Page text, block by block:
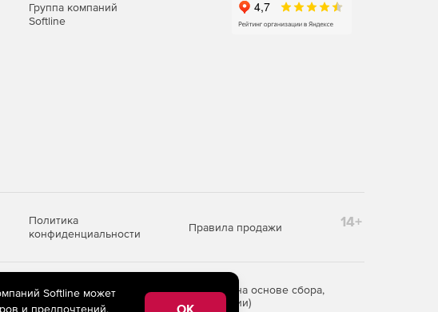
Группа компаний
Softline
Политика
конфиденциальности
Правила продажи 14+
технологии предоставления информации на основе сбора,
на территории Российской Федерации)
Softline может
и предпочтений, OK